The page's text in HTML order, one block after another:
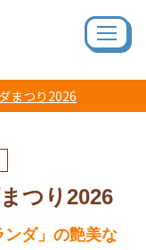
まつり2026
つり2026
ダ」の艶美な